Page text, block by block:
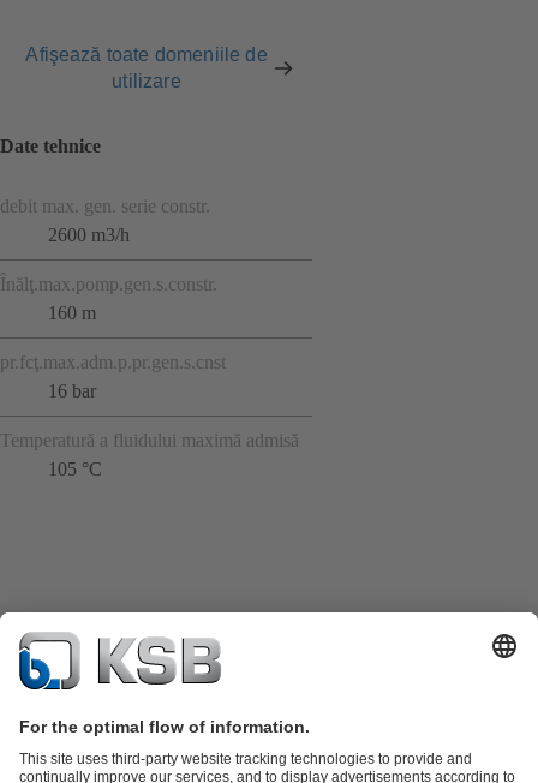
Afişează toate domeniile de
utilizare
Date tehnice
debit max. gen. serie constr.
2600 m3/h
Înălţ.max.pomp.gen.s.constr.
160 m
pr.fcţ.max.adm.p.pr.gen.s.cnst
16 bar
Temperatură a fluidului maximă admisă
105 °C